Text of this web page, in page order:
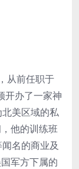
从前任职于
开办了一家神
美区域的私
他的训练班
名的商业及
军方下属的